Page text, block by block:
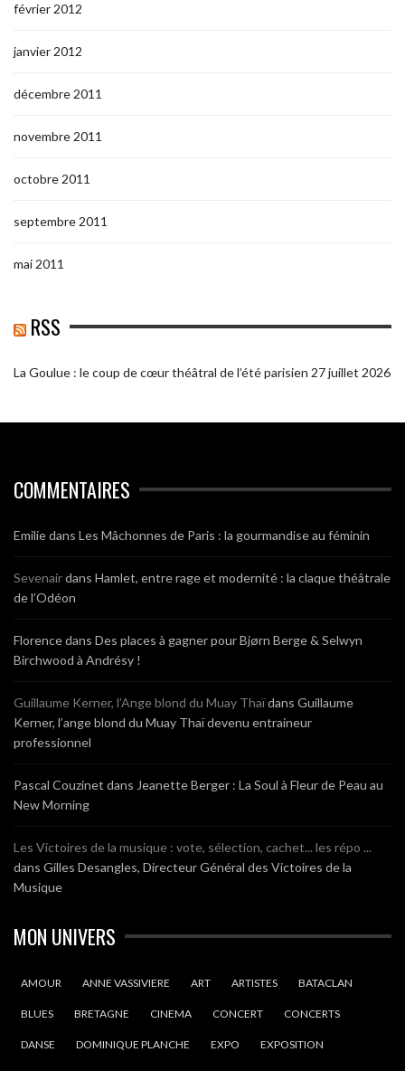
février 2012
janvier 2012
décembre 2011
novembre 2011
octobre 2011
septembre 2011
mai 2011
RSS
La Goulue : le coup de cœur théâtral de l’été parisien 27 juillet 2026
COMMENTAIRES
Emiliedans Les Mâchonnes de Paris : la gourmandise au féminin
Sevenairdans Hamlet, entre rage et modernité : la claque théâtrale
de l’Odéon
Florencedans Des places à gagner pour Bjørn Berge & Selwyn
Birchwood à Andrésy !
Guillaume Kerner, l’Ange blond du Muay Thaïdans Guillaume
Kerner, l’ange blond du Muay Thaï devenu entraineur
professionnel
Pascal Couzinet dans Jeanette Berger : La Soul à Fleur de Peau au
New Morning
Les Victoires de la musique : vote, sélection, cachet... les répo ...
dans Gilles Desangles, Directeur Général des Victoires de la
Musique
MON UNIVERS
AMOUR ANNE VASSIVIERE ART ARTISTES BATACLAN
BLUES BRETAGNE CINEMA CONCERT CONCERTS
DANSE DOMINIQUE PLANCHE EXPO EXPOSITION